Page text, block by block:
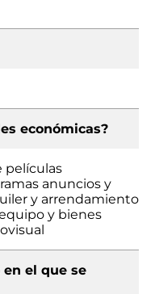
económicas?
películas
anuncios y
y arrendamiento
y bienes
el que se